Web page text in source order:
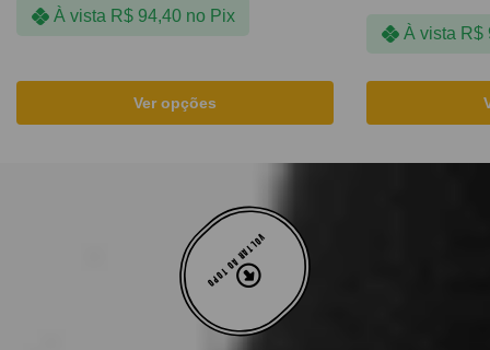
À vista R$94,40 no Pix
Ver opções
À vista R$
VOLTAR AO TOPO